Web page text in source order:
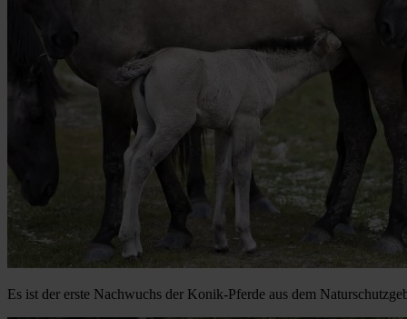
Es ist der erste Nachwuchs der Konik-Pferde aus dem